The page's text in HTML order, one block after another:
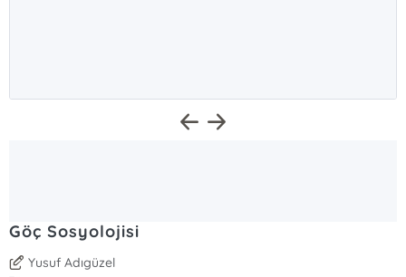
Göç Sosyolojisi
Yusuf Adıgüzel